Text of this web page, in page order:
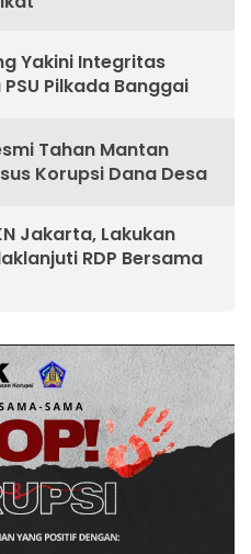
Yakini Integritas
Pilkada Banggai
Tahan Mantan
Korupsi Dana Desa
Jakarta, Lakukan
RDP Bersama